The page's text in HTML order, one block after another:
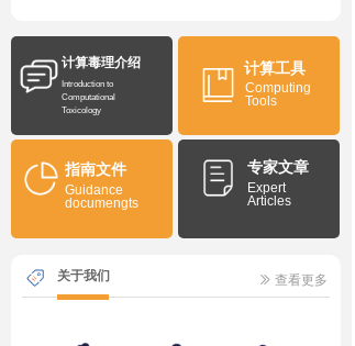
Computing
Tools
计算工具
Introduction to
Computational
Toxicology
计算毒理介绍
Expert
Articles
专家文章
Guidance
documengts
指南文件
预测方法：一个方法基于专家
规则（expert rule-base
d），另一个方法基于统计学
(statistical-based)。如果两
种模型结果一致则认为结果可
靠，如果结果不一致则需要提
供支持数据进行专家分析。
ꅀ 查看更多
关于我们